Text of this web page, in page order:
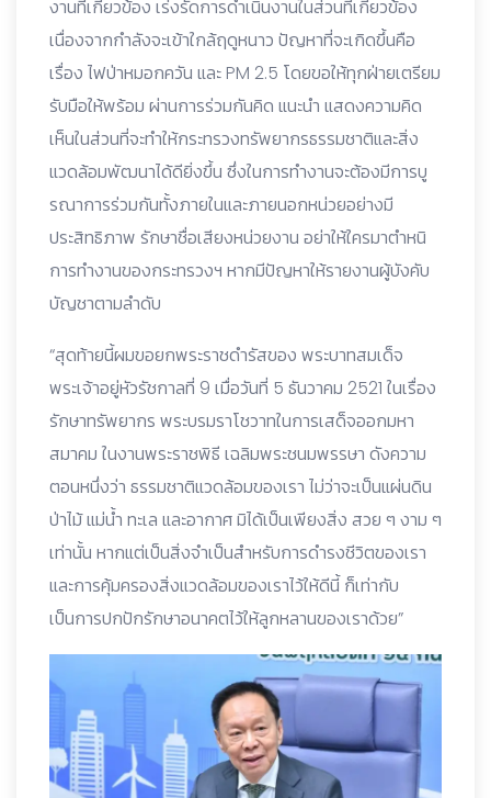
งานที่เกี่ยวข้อง เร่งรัดการดำเนินงานในส่วนที่เกี่ยวข้อง
เนื่องจากกำลังจะเข้าใกล้ฤดูหนาว ปัญหาที่จะเกิดขึ้นคือ
เรื่อง ไฟป่าหมอกควัน และ PM 2.5 โดยขอให้ทุกฝ่ายเตรียม
รับมือให้พร้อม ผ่านการร่วมกันคิด แนะนำ แสดงความคิด
เห็นในส่วนที่จะทำให้กระทรวงทรัพยากรธรรมชาติและสิ่ง
แวดล้อมพัฒนาได้ดียิ่งขึ้น ซึ่งในการทำงานจะต้องมีการบู
รณาการร่วมกันทั้งภายในและภายนอกหน่วยอย่างมี
ประสิทธิภาพ รักษาชื่อเสียงหน่วยงาน อย่าให้ใครมาตำหนิ
การทำงานของกระทรวงฯ หากมีปัญหาให้รายงานผู้บังคับ
บัญชาตามลำดับ
“สุดท้ายนี้ผมขอยกพระราชดำรัสของ พระบาทสมเด็จ
พระเจ้าอยู่หัวรัชกาลที่ 9 เมื่อวันที่ 5 ธันวาคม 2521 ในเรื่อง
รักษาทรัพยากร พระบรมราโชวาทในการเสด็จออกมหา
สมาคม ในงานพระราชพิธี เฉลิมพระชนมพรรษา ดังความ
ตอนหนึ่งว่า ธรรมชาติแวดล้อมของเรา ไม่ว่าจะเป็นแผ่นดิน
ป่าไม้ แม่น้ำ ทะเล และอากาศ มิได้เป็นเพียงสิ่ง สวย ๆ งาม ๆ
เท่านั้น หากแต่เป็นสิ่งจำเป็นสำหรับการดำรงชีวิตของเรา
และการคุ้มครองสิ่งแวดล้อมของเราไว้ให้ดีนี้ ก็เท่ากับ
เป็นการปกปักรักษาอนาคตไว้ให้ลูกหลานของเราด้วย”